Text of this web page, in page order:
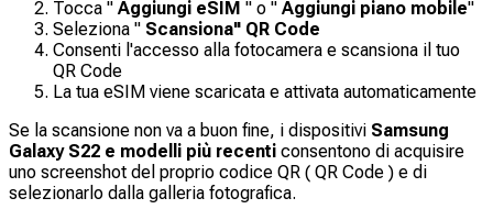
Tocca " Aggiungi eSIM " o " Aggiungi piano mobile"
Seleziona " Scansiona" QR Code
Consenti l'accesso alla fotocamera e scansiona il tuo
QR Code
La tua eSIM viene scaricata e attivata automaticamente
Se la scansione non va a buon fine, i dispositivi Samsung
Galaxy S22 e modelli più recenti consentono di acquisire
uno screenshot del proprio codice QR ( QR Code ) e di
selezionarlo dalla galleria fotografica.